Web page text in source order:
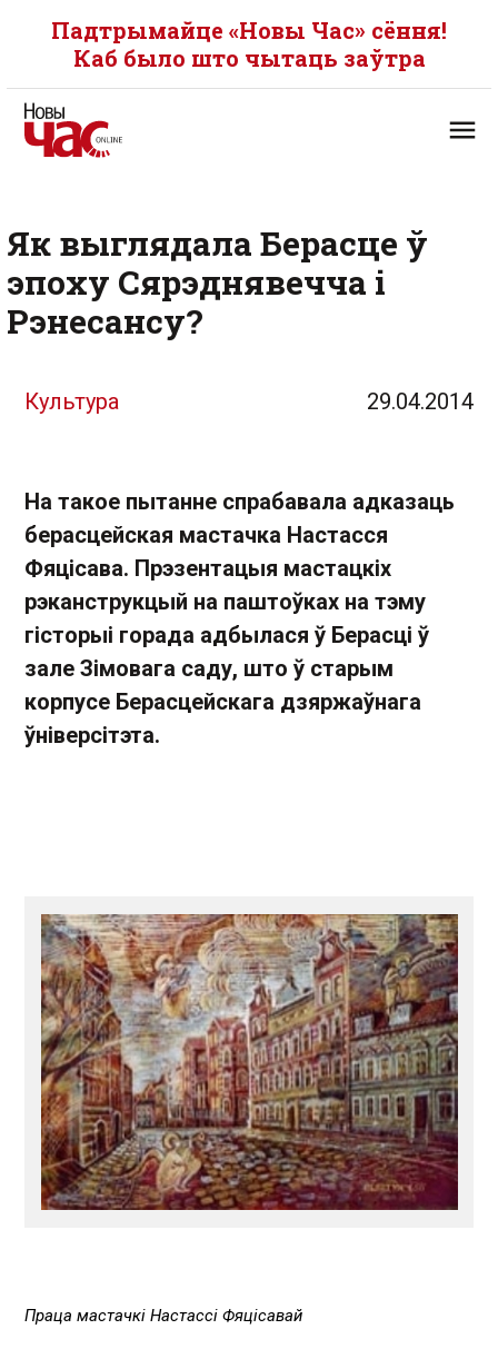
Падтрымайце «Новы Час» сёння!
Каб было што чытаць заўтра
Як выглядала Берасце ў
эпоху Сярэднявечча і
Рэнесансу?
Культура 29.04.2014
На такое пытанне спрабавала адказаць
берасцейская мастачка Настасся
Фяцісава. Прэзентацыя мастацкіх
рэканструкцый на паштоўках на тэму
гісторыі горада адбылася ў Берасці ў
зале Зімовага саду, што ў старым
корпусе Берасцейскага дзяржаўнага
ўніверсітэта.
Праца мастачкі Настассі Фяцісавай